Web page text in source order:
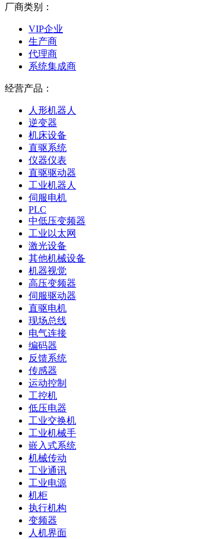
厂商类别：
VIP企业
生产商
代理商
系统集成商
经营产品：
人形机器人
逆变器
机床设备
直驱系统
仪器仪表
直驱驱动器
工业机器人
伺服电机
PLC
中低压变频器
工业以太网
激光设备
其他机械设备
机器视觉
高压变频器
伺服驱动器
直驱电机
现场总线
电气连接
编码器
反馈系统
传感器
运动控制
工控机
低压电器
工业交换机
工业机械手
嵌入式系统
机械传动
工业通讯
工业电源
机柜
执行机构
变频器
人机界面